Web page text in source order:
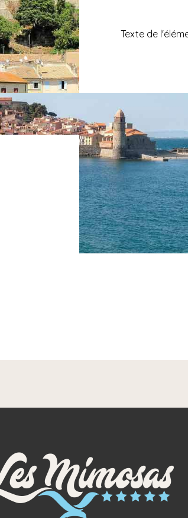
Texte de